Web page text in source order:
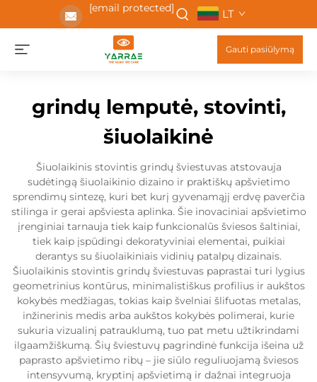
[email protected] LT
Gauti pasiūlymą
grindų lemputė, stovinti,
šiuolaikinė
Šiuolaikinis stovintis grindų šviestuvas atstovauja
sudėtingą šiuolaikinio dizaino ir praktiškų apšvietimo
sprendimų sintezę, kuri bet kurį gyvenamąjį erdvę paverčia
stilinga ir gerai apšviesta aplinka. Šie inovaciniai apšvietimo
įrenginiai tarnauja tiek kaip funkcionalūs šviesos šaltiniai,
tiek kaip įspūdingi dekoratyviniai elementai, puikiai
derantys su šiuolaikiniais vidinių patalpų dizainais.
Šiuolaikinis stovintis grindų šviestuvas paprastai turi lygius
geometrinius kontūrus, minimalistiškus profilius ir aukštos
kokybės medžiagas, tokias kaip švelniai šlifuotas metalas,
inžinerinis medis arba aukštos kokybės polimerai, kurie
sukuria vizualinį patrauklumą, tuo pat metu užtikrindami
ilgaamžiškumą. Šių šviestuvų pagrindinė funkcija išeina už
paprasto apšvietimo ribų – jie siūlo reguliuojamą šviesos
intensyvumą, kryptinį apšvietimą ir dažnai integruoja